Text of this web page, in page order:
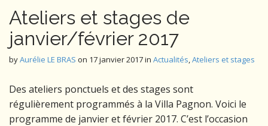
Ateliers et stages de
janvier/février 2017
byAurélie LE BRAS on 17 janvier 2017in Actualités,Ateliers et stages
Des ateliers ponctuels et des stages sont
régulièrement programmés à la Villa Pagnon. Voici le
programme de janvier et février 2017. C’est l’occasion